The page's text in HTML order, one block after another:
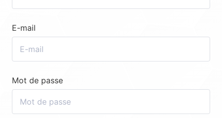
E-mail
Mot de passe